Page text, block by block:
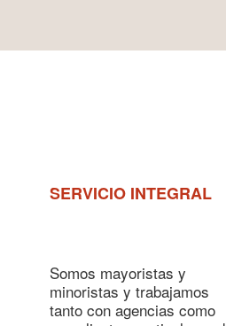
SERVICIO INTEGRAL
Somos mayoristas y
minoristas y trabajamos
tanto con agencias como